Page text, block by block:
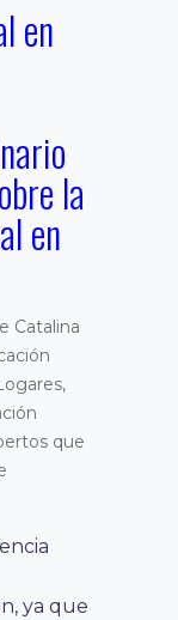
en
la
en
Catalina
que
ya que